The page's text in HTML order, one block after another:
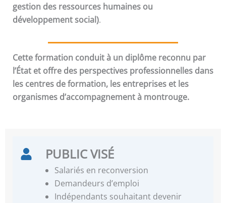
gestion des ressources humaines ou
développement social).
Cette formation conduit à un diplôme reconnu par
l’État et offre des perspectives professionnelles dans
les centres de formation, les entreprises et les
organismes d’accompagnement à montrouge.
PUBLIC VISÉ
Salariés en reconversion
Demandeurs d’emploi
Indépendants souhaitant devenir